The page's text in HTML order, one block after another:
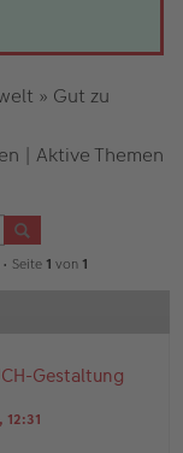
» Gut zu
| Aktive Themen
Seite 1 von 1
Gestaltung
12:31